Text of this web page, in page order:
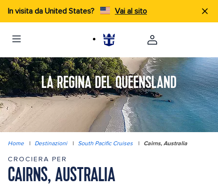
In visita da United States? Vai al sito
LA REGINA DEL QUEENSLAND
Home | Destinazioni | South Pacific Cruises | Cairns, Australia
CROCIERA PER
CAIRNS, AUSTRALIA